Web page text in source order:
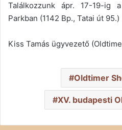
Találkozzunk ápr. 17-19-ig
Parkban (1142 Bp., Tatai út 95.)
Kiss Tamás ügyvezető
Oldtimer
XV. budapesti